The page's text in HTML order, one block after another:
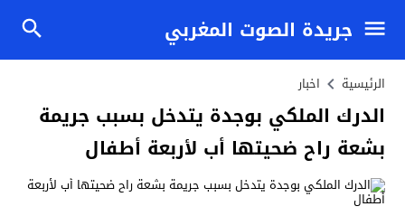
جريدة الصوت المغربي
الرئيسية اخبار
الدرك الملكي بوجدة يتدخل بسبب جريمة
بشعة راح ضحيتها أب لأربعة أطفال